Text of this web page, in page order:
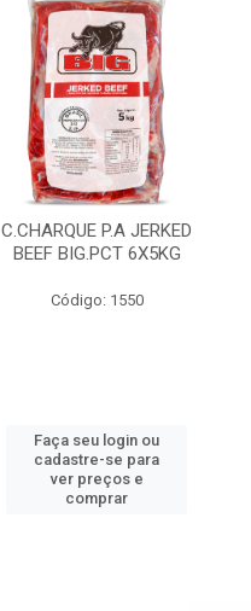
C.CHARQUE P.A JERKED
BEEF BIG.PCT 6X5KG
Código: 1550
Faça seu login ou
cadastre-se para
ver preços e
comprar